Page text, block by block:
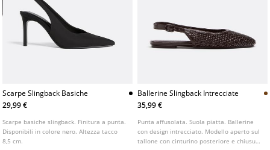
Scarpe Slingback Basiche
29,99 €
Scarpe basiche slingback. Finitura a punta.
Disponibili in colore nero. Altezza tacco
8,5 cm.
Ballerine Slingback Intrecciate
35,99 €
Punta affusolata. Suola piatta. Ballerine
con design intrecciato. Modello aperto sul
tallone con cinturino posteriore e chiusura